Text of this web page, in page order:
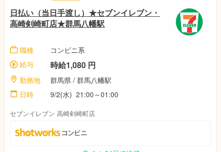
日払い（当日手渡し）★セブンイレブン・
高崎剣崎町店★群馬八幡駅
職種
コンビニ系
給与
時給1,080 円
勤務地
群馬県 / 群馬八幡駅
日時
9/2(水) 21:00～01:00
セブンイレブン 高崎剣崎町店